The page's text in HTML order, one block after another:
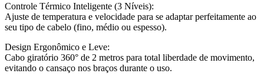
Controle Térmico Inteligente (3 Níveis):
Ajuste de temperatura e velocidade para se adaptar perfeitamente ao
seu tipo de cabelo (fino, médio ou espesso).
Design Ergonômico e Leve:
Cabo giratório 360° de 2 metros para total liberdade de movimento,
evitando o cansaço nos braços durante o uso.